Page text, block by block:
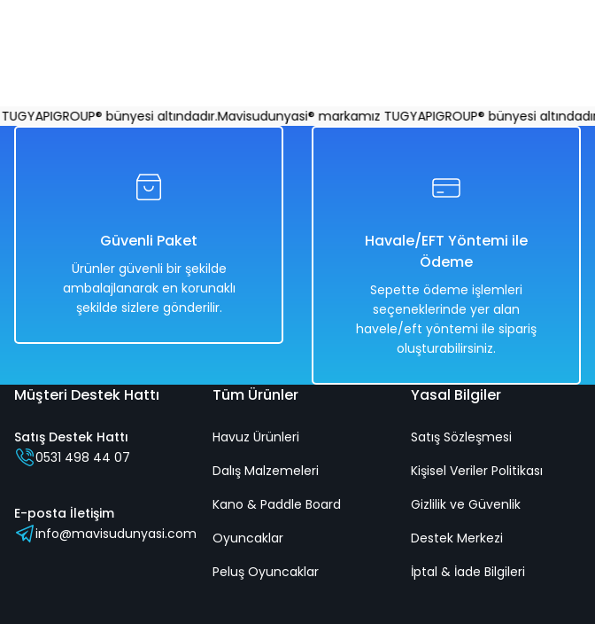
bünyesi altındadır.Mavisudunyasi® markamız TUGYAPIGROUP® bünyesi altındadır.
Güvenli Paket
Ürünler güvenli bir şekilde
ambalajlanarak en korunaklı
şekilde sizlere gönderilir.
Havale/EFT Yöntemi ile
Ödeme
Sepette ödeme işlemleri
seçeneklerinde yer alan
havele/eft yöntemi ile sipariş
oluşturabilirsiniz.
Müşteri Destek Hattı
Satış Destek Hattı
0531 498 44 07
E-posta İletişim
info@mavisudunyasi.com
Tüm Ürünler
Havuz Ürünleri
Dalış Malzemeleri
Kano & Paddle Board
Oyuncaklar
Peluş Oyuncaklar
Yasal Bilgiler
Satış Sözleşmesi
Kişisel Veriler Politikası
Gizlilik ve Güvenlik
Destek Merkezi
İptal & İade Bilgileri